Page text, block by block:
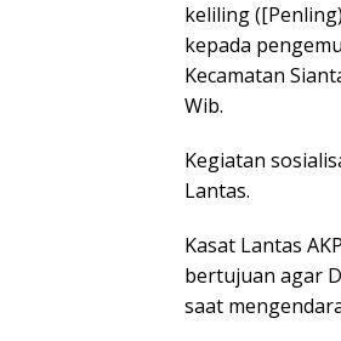
keliling
kepada
Kecamatan
Wib.
Kegiatan
Lantas.
Kasat Lantas
bertujuan agar
saat